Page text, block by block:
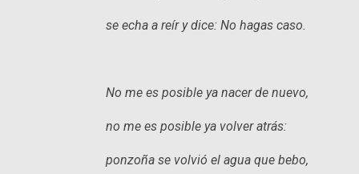
se echa a reír y dice: No hagas caso.
No me es posible ya nacer de nuevo,
no me es posible ya volver atrás:
ponzoña se volvió el agua que bebo,